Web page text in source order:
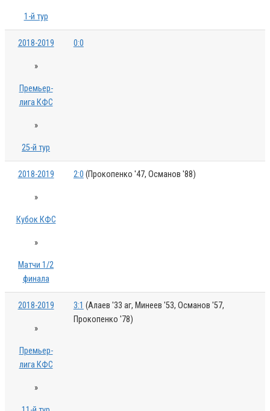
1-й тур
2018-2019
»
Премьер-
лига КФС
»
25-й тур
0:0
2018-2019
»
Кубок КФС
»
Матчи 1/2
финала
2:0 (Прокопенко '47, Османов '88)
2018-2019
»
Премьер-
лига КФС
»
3:1 (Алаев '33 аг, Минеев '53, Османов '57,
Прокопенко '78)